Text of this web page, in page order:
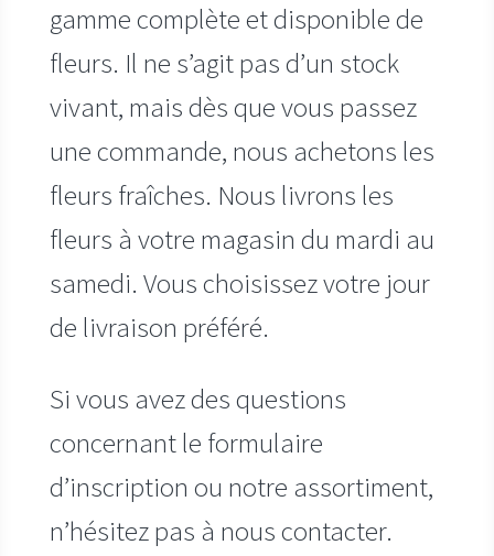
gamme complète et disponible de
fleurs. Il ne s’agit pas d’un stock
vivant, mais dès que vous passez
une commande, nous achetons les
fleurs fraîches. Nous livrons les
fleurs à votre magasin du mardi au
samedi. Vous choisissez votre jour
de livraison préféré.
Si vous avez des questions
concernant le formulaire
d’inscription ou notre assortiment,
n’hésitez pas à nous contacter.